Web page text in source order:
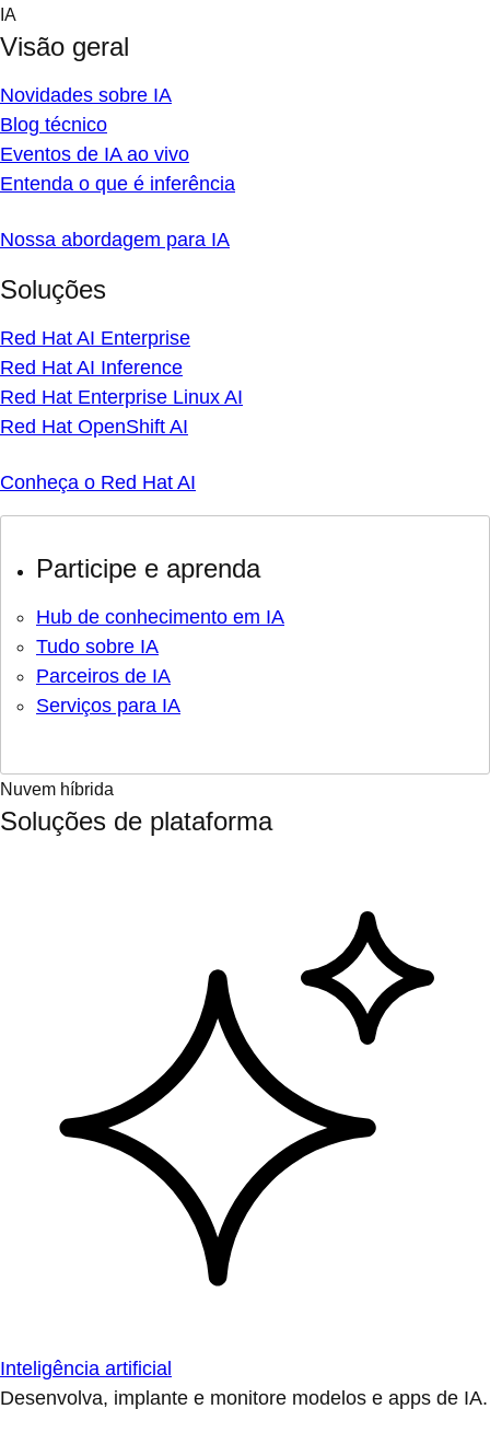
Skip
content
IA
Visão geral
Novidades sobre IA
Blog técnico
Eventos de IA ao vivo
Entenda o que é inferência
Nossa abordagem para IA
Soluções
Red Hat AI Enterprise
Red Hat AI Inference
Red Hat Enterprise Linux AI
Red Hat OpenShift AI
Conheça o Red Hat AI
Participe e aprenda
Hub de conhecimento em IA
Tudo sobre IA
Parceiros de IA
Serviços para IA
Nuvem híbrida
Soluções de plataforma
Inteligência artificial
Desenvolva, implante e monitore modelos e apps de IA.